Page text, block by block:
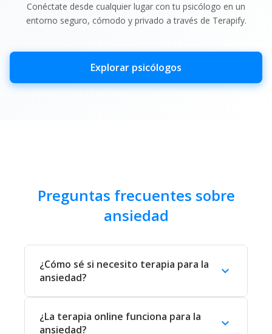
Conéctate desde cualquier lugar con tu psicólogo en un
entorno seguro, cómodo y privado a través de Terapify.
Explorar psicólogos
Preguntas frecuentes sobre
ansiedad
¿Cómo sé si necesito terapia para la
ansiedad?
expand_more
interfiere con tu vida cotidiana: si te cuesta
dormir, concentrarte, mantener relaciones o si
¿La terapia online funciona para la
ansiedad?
expand_more